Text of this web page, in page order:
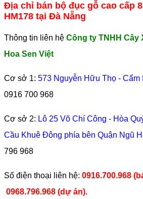
Địa chỉ bán bộ đục gỗ cao cấp
HM178 tại Đà Nẵng
Thông tin liên hệ Công ty TNHH Cây
Hoa Sen Việt
Cơ sở 1: 573 Nguyễn Hữu Thọ - Cẩm
0916 700 968
Cơ sở 2: Lô 25 Võ Chí Công - Hòa
Cầu Khuê Đông phía bên Quận Ngũ
796 968
​Số điện thoại liên hệ: 0916.700.968
0968.796.968 (dự án).